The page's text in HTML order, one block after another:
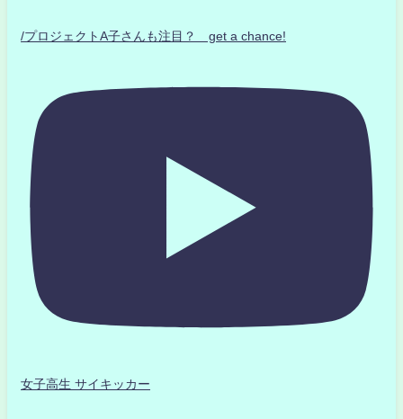
/プロジェクトA子さんも注目？ get a chance!
女子高生 サイキッカー